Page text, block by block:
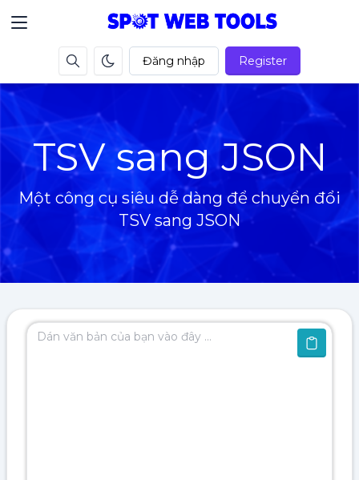
Đăng nhập Register
TSV sang JSON
Một công cụ siêu dễ dàng để chuyển đổi
TSV sang JSON